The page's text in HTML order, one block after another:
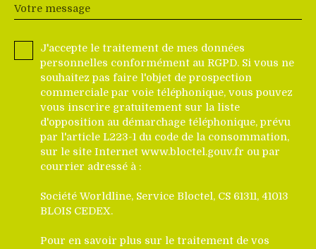
Votre message
J'accepte le traitement de mes données
personnelles conformément au RGPD. Si vous ne
souhaitez pas faire l'objet de prospection
commerciale par voie téléphonique, vous pouvez
vous inscrire gratuitement sur la liste
d'opposition au démarchage téléphonique, prévu
par l'article L223-1 du code de la consommation,
sur le site Internet www.bloctel.gouv.fr ou par
courrier adressé à :
Société Worldline, Service Bloctel, CS 61311, 41013
BLOIS CEDEX.
Pour en savoir plus sur le traitement de vos